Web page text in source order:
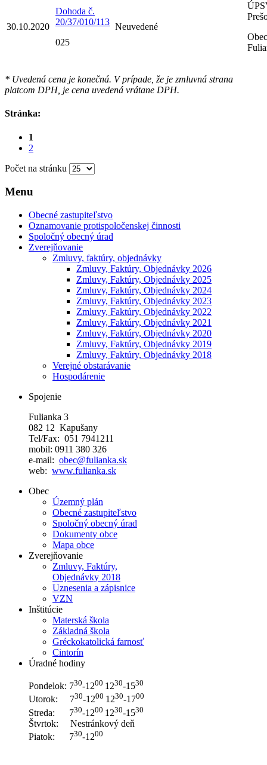
30.10.2020
Dohoda č.
20/37/010/113
025
Neuvedené
Obec
* Uvedená cena je konečná. V prípade, že je zmluvná strana
platcom DPH, je cena uvedená vrátane DPH.
Stránka:
1
2
Počet na stránku
Menu
Obecné zastupiteľstvo
Oznamovanie protispoločenskej činnosti
Spoločný obecný úrad
Zverejňovanie
Zmluvy, faktúry, objednávky
Zmluvy, Faktúry, Objednávky 2026
Zmluvy, Faktúry, Objednávky 2025
Zmluvy, Faktúry, Objednávky 2024
Zmluvy, Faktúry, Objednávky 2023
Zmluvy, Faktúry, Objednávky 2022
Zmluvy, Faktúry, Objednávky 2021
Zmluvy, Faktúry, Objednávky 2020
Zmluvy, Faktúry, Objednávky 2019
Zmluvy, Faktúry, Objednávky 2018
Verejné obstarávanie
Hospodárenie
Spojenie
Fulianka 3
082 12 Kapušany
Tel/Fax: 051 7941211
mobil: 0911 380 326
e-mail: obec@fulianka.sk
web: www.fulianka.sk
Obec
Územný plán
Obecné zastupiteľstvo
Spoločný obecný úrad
Dokumenty obce
Mapa obce
Zverejňovanie
Zmluvy, Faktúry,
Objednávky 2018
Uznesenia a zápisnice
VZN
Inštitúcie
Materská škola
Základná škola
Gréckokatolická farnosť
Cintorín
Úradné hodiny
Pondelok: 730-1200 1230-1530
Utorok: 730-1200 1230-1700
Streda: 730-1200 1230-1530
Štvrtok: Nestránkový deň
Piatok: 730-1200